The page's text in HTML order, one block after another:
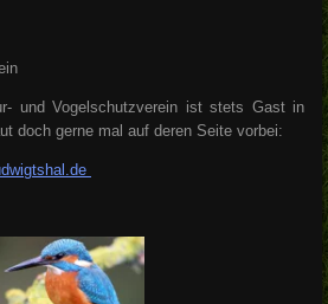
und Vogelschutzverein ist stets Gast in
doch gerne mal auf deren Seite vorbei: